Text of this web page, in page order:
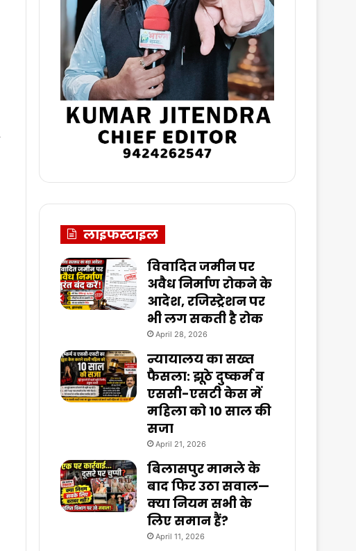
लाइफस्टाइल
विवादित जमीन पर
अवैध निर्माण रोकने के
आदेश, रजिस्ट्रेशन पर
भी लग सकती है रोक
April 28, 2026
न्यायालय का सख्त
फैसला: झूठे दुष्कर्म व
एससी-एसटी केस में
महिला को 10 साल की
सजा
April 21, 2026
बिलासपुर मामले के
बाद फिर उठा सवाल—
क्या नियम सभी के
लिए समान हैं?
April 11, 2026